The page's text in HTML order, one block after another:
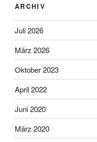
ARCHIV
Juli 2026
März 2026
Oktober 2023
April 2022
Juni 2020
März 2020